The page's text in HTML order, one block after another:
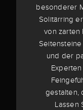
besonderer
Solitärring
von zarten
und der
gestalten,
Lassen